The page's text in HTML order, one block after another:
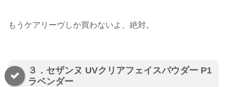
もうケアリーヴしか買わないよ、絶対。
３．セザンヌ UVクリアフェイスパウダー P1
ラベンダー